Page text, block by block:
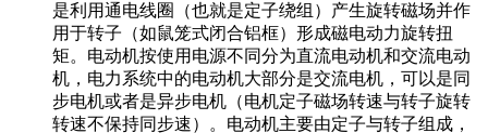
是利用通电线圈（也就是定子绕组）产生旋转磁场并作
用于转子（如鼠笼式闭合铝框）形成磁电动力旋转扭
矩。电动机按使用电源不同分为直流电动机和交流电动
机，电力系统中的电动机大部分是交流电机，可以是同
步电机或者是异步电机（电机定子磁场转速与转子旋转
转速不保持同步速）。电动机主要由定子与转子组成，